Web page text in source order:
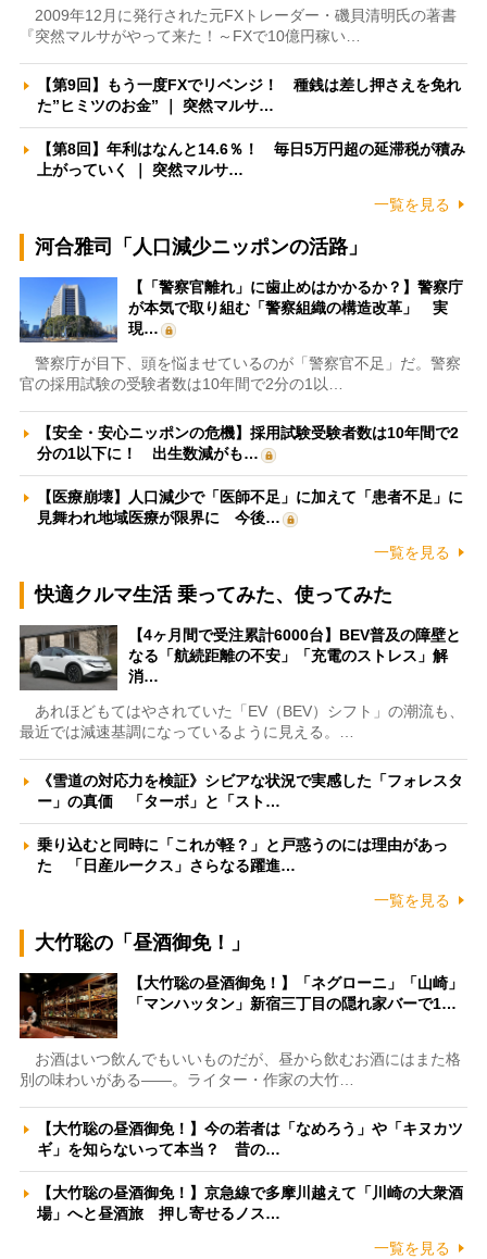
2009年12月に発行された元FXトレーダー・磯貝清明氏の著書
『突然マルサがやって来た！～FXで10億円稼い…
【第9回】もう一度FXでリベンジ！ 種銭は差し押さえを免れ
た”ヒミツのお金” ｜ 突然マルサ…
【第8回】年利はなんと14.6％！ 毎日5万円超の延滞税が積み
上がっていく ｜ 突然マルサ…
一覧を見る
河合雅司「人口減少ニッポンの活路」
【「警察官離れ」に歯止めはかかるか？】警察庁
が本気で取り組む「警察組織の構造改革」 実
現…
警察庁が目下、頭を悩ませているのが「警察官不足」だ。警察
官の採用試験の受験者数は10年間で2分の1以…
【安全・安心ニッポンの危機】採用試験受験者数は10年間で2
分の1以下に！ 出生数減がも…
【医療崩壊】人口減少で「医師不足」に加えて「患者不足」に
見舞われ地域医療が限界に 今後…
一覧を見る
快適クルマ生活 乗ってみた、使ってみた
【4ヶ月間で受注累計6000台】BEV普及の障壁と
なる「航続距離の不安」「充電のストレス」解
消…
あれほどもてはやされていた「EV（BEV）シフト」の潮流も、
最近では減速基調になっているように見える。…
《雪道の対応力を検証》シビアな状況で実感した「フォレスタ
ー」の真価 「ターボ」と「スト…
乗り込むと同時に「これが軽？」と戸惑うのには理由があっ
た 「日産ルークス」さらなる躍進…
一覧を見る
大竹聡の「昼酒御免！」
【大竹聡の昼酒御免！】「ネグローニ」「山崎」
「マンハッタン」新宿三丁目の隠れ家バーで1…
お酒はいつ飲んでもいいものだが、昼から飲むお酒にはまた格
別の味わいがある――。ライター・作家の大竹…
【大竹聡の昼酒御免！】今の若者は「なめろう」や「キヌカツ
ギ」を知らないって本当？ 昔の…
【大竹聡の昼酒御免！】京急線で多摩川越えて「川崎の大衆酒
場」へと昼酒旅 押し寄せるノス…
一覧を見る